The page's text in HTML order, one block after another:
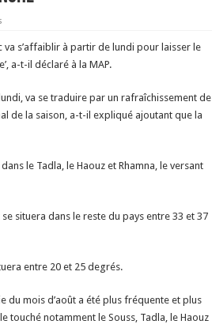
va s’affaiblir à partir de lundi pour laisser le
a-t-il déclaré à la MAP.
va se traduire par un rafraîchissement de
de la saison, a-t-il expliqué ajoutant que la
le Tadla, le Haouz et Rhamna, le versant
situera dans le reste du pays entre 33 et 37
entre 20 et 25 degrés.
du mois d’août a été plus fréquente et plus
touché notamment le Souss, Tadla, le Haouz